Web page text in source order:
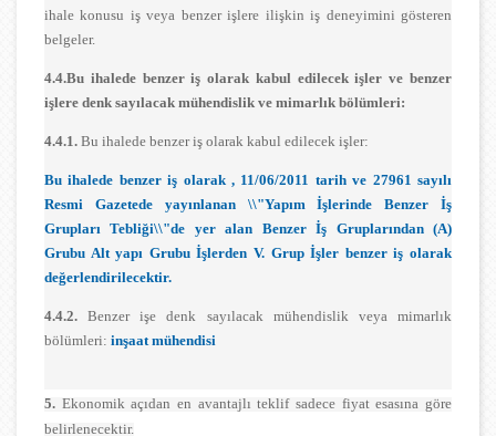
ihale konusu iş veya benzer işlere ilişkin iş deneyimini gösteren
belgeler.
4.4.Bu ihalede benzer iş olarak kabul edilecek işler ve benzer
işlere denk sayılacak mühendislik ve mimarlık bölümleri:
4.4.1. Bu ihalede benzer iş olarak kabul edilecek işler:
Bu ihalede benzer iş olarak , 11/06/2011 tarih ve 27961 sayılı
Resmi Gazetede yayınlanan \\"Yapım İşlerinde Benzer İş
Grupları Tebliği\\"de yer alan Benzer İş Gruplarından (A)
Grubu Alt yapı Grubu İşlerden V. Grup İşler benzer iş olarak
değerlendirilecektir.
4.4.2. Benzer işe denk sayılacak mühendislik veya mimarlık
bölümleri: inşaat mühendisi
5. Ekonomik açıdan en avantajlı teklif sadece fiyat esasına göre
belirlenecektir.